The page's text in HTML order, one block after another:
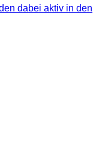
dabei aktiv in den